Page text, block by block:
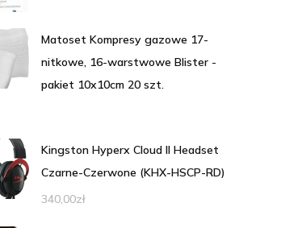
Matoset Kompresy gazowe 17-
nitkowe, 16-warstwowe Blister -
pakiet 10x10cm 20 szt.
Kingston Hyperx Cloud II Headset
Czarne-Czerwone (KHX-HSCP-RD)
340,00zł